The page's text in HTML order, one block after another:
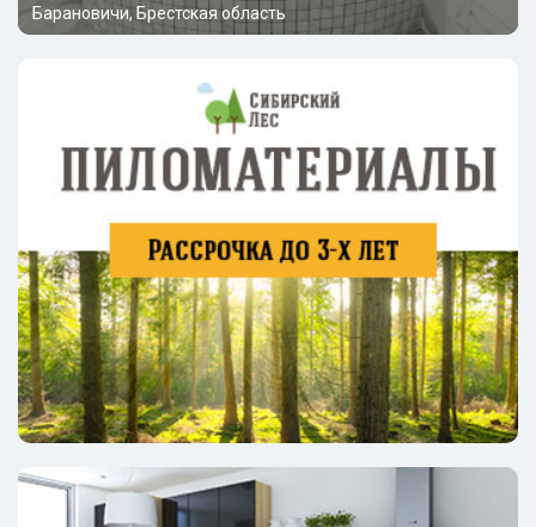
Барановичи, Брестская область